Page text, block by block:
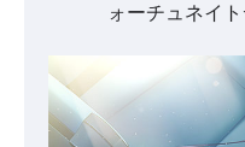
ォーチュネイ